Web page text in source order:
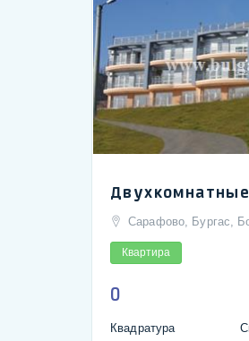
Сарафово, Бургас,
Квартира
0
Квадратура